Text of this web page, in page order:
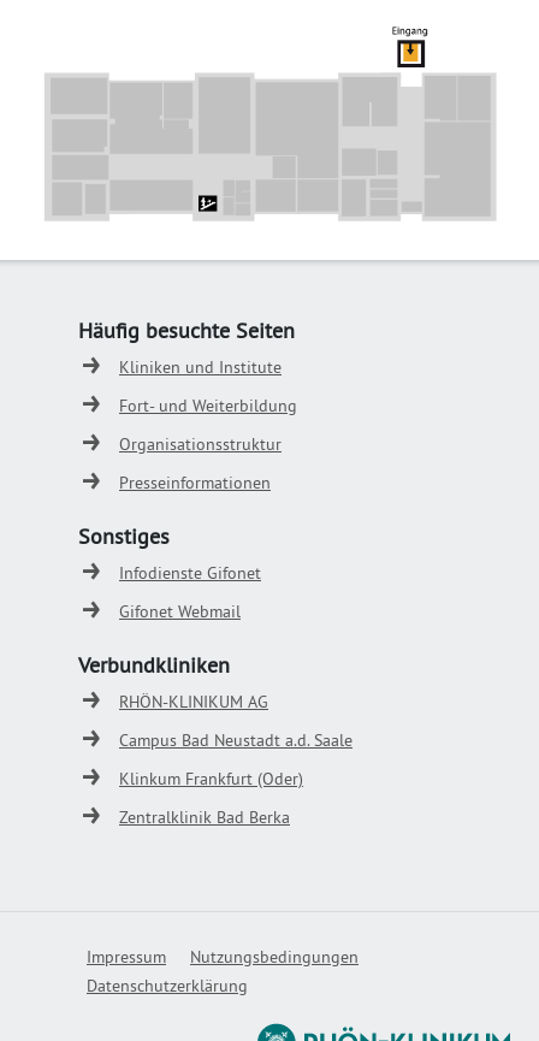
Häufig besuchte Seiten
Kliniken und Institute
Fort- und Weiterbildung
Organisationsstruktur
Presseinformationen
Sonstiges
Infodienste Gifonet
Gifonet Webmail
Verbundkliniken
RHÖN-KLINIKUM AG
Campus Bad Neustadt a.d. Saale
Klinkum Frankfurt (Oder)
Zentralklinik Bad Berka
Impressum
Nutzungsbedingungen
Datenschutzerklärung